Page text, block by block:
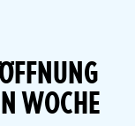
WOCHE